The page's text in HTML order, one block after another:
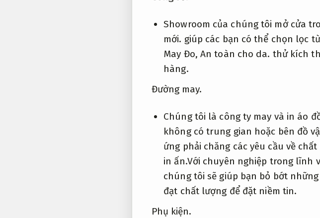
Showroom của chúng tôi mở cửa
mới. giúp các bạn có thể chọn lọc
May Đo, An toàn cho da. thử kích
hàng.
Đường may.
Chúng tôi là công ty may và in áo
không có trung gian hoặc bên đồ
ứng phải chăng các yêu cầu về
in ấn.Với chuyên nghiệp trong lĩnh
chúng tôi sẽ giúp bạn bỏ bớt
đạt chất lượng để đặt niềm tin.
Phụ kiện.